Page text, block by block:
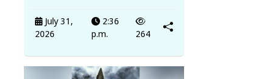
July 31,
2026
2:36
p.m.
264